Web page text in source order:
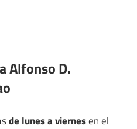
Alfonso D.
de lunes a viernesen el